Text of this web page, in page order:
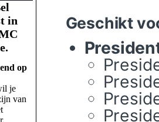
in
op
je
van
Geschikt